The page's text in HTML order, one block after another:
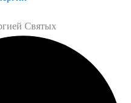
Святых